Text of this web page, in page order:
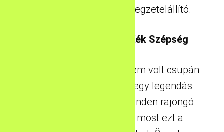
színben egyszerűen lélegzetelállító.
Chevrolet Camaro – Kék Szépség
A Chevrolet Camaro sosem volt csupán
autó. Ez egy életérzés, egy legendás
amerikai autó, amely minden rajongó
szívét meghódítja. És most ezt a